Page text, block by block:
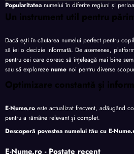
Popularitatea numelui în diferite regiuni și
Un instrument util pentru
Dacă ești în căutarea numelui perfect pentru
să iei o decizie informată. De asemenea,
pentru cei care doresc să înțeleagă mai bine
sau să exploreze nume noi pentru diverse
Optimizare constantă și
E-Nume.ro este actualizat frecvent, adăugând
pentru a rămâne relevant și complet.
Descoperă povestea numelui tău cu E-
E-Nume.ro - Postate recent